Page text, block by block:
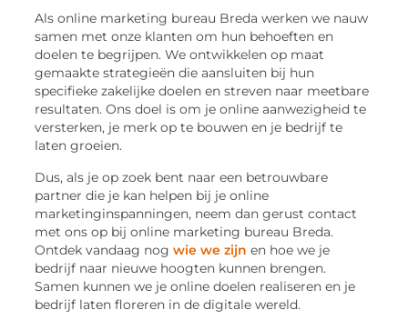
Als online marketing bureau Breda werken we nauw
samen met onze klanten om hun behoeften en
doelen te begrijpen. We ontwikkelen op maat
gemaakte strategieën die aansluiten bij hun
specifieke zakelijke doelen en streven naar meetbare
resultaten. Ons doel is om je online aanwezigheid te
versterken, je merk op te bouwen en je bedrijf te
laten groeien.
Dus, als je op zoek bent naar een betrouwbare
partner die je kan helpen bij je online
marketinginspanningen, neem dan gerust contact
met ons op bij online marketing bureau Breda.
Ontdek vandaag nogwie we zijn en hoe we je
bedrijf naar nieuwe hoogten kunnen brengen.
Samen kunnen we je online doelen realiseren en je
bedrijf laten floreren in de digitale wereld.